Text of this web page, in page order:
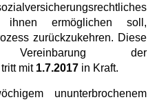
ihnen ermöglichen soll,
zurückzukehren. Diese
der
mit 1.7.2017 in Kraft.
ununterbrochenem